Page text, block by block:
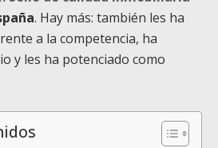
. Hay más: también les ha
a la competencia, ha
y les ha potenciado como